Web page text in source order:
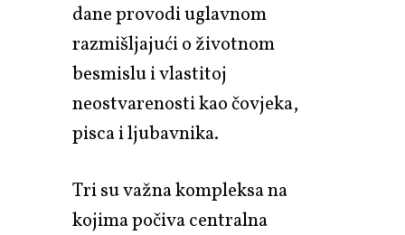
dane provodi uglavnom
razmišljajući o životnom
besmislu i vlastitoj
neostvarenosti kao čovjeka,
pisca i ljubavnika.
Tri su važna kompleksa na
kojima počiva centralna